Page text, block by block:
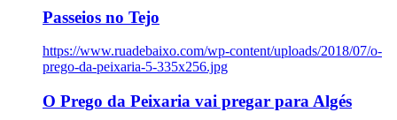
Passeios no Tejo
https://www.ruadebaixo.com/wp-content/uploads/2018/07/o-
prego-da-peixaria-5-335x256.jpg
O Prego da Peixaria vai pregar para Algés